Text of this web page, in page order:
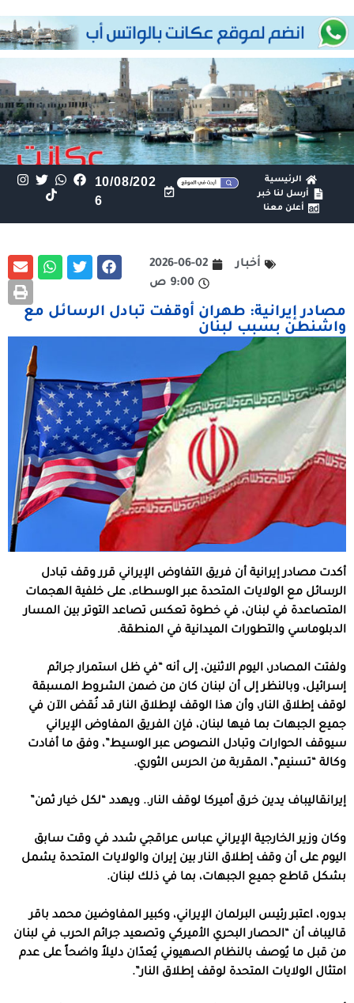
الرئيسية
أرسل لنا خبر
أعلن معنا
10/08/202
6
أخبار
2026-06-02
9:00 ص
مصادر إيرانية: طهران أوقفت تبادل الرسائل مع
واشنطن بسبب لبنان
أكدت مصادر إيرانية أن فريق التفاوض الإيراني قرر وقف تبادل
الرسائل مع الولايات المتحدة عبر الوسطاء، على خلفية الهجمات
المتصاعدة في لبنان، في خطوة تعكس تصاعد التوتر بين المسار
الدبلوماسي والتطورات الميدانية في المنطقة.
ولفتت المصادر، اليوم الاثنين، إلى أنه “في ظل استمرار جرائم
إسرائيل، وبالنظر إلى أن لبنان كان من ضمن الشروط المسبقة
لوقف إطلاق النار، وأن هذا الوقف لإطلاق النار قد نُقض الآن في
جميع الجبهات بما فيها لبنان، فإن الفريق المفاوض الإيراني
سيوقف الحوارات وتبادل النصوص عبر الوسيط”، وفق ما أفادت
وكالة “تسنيم”، المقربة من الحرس الثوري.
إيرانقاليباف يدين خرق أميركا لوقف النار.. ويهدد “لكل خيار ثمن”
وكان وزير الخارجية الإيراني عباس عراقجي شدد في وقت سابق
اليوم على أن وقف إطلاق النار بين إيران والولايات المتحدة يشمل
بشكل قاطع جميع الجبهات، بما في ذلك لبنان.
بدوره، اعتبر رئيس البرلمان الإيراني، وكبير المفاوضين محمد باقر
قاليباف أن “الحصار البحري الأميركي وتصعيد جرائم الحرب في لبنان
من قبل ما يُوصف بالنظام الصهيوني يُعدّان دليلاً واضحاً على عدم
امتثال الولايات المتحدة لوقف إطلاق النار”.